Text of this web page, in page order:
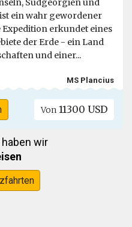
Südgeorgien und
ein wahr gewordener
erkundet eines
der Erde - ein Land
und einer...
MS Plancius
Von 11300 USD
wir